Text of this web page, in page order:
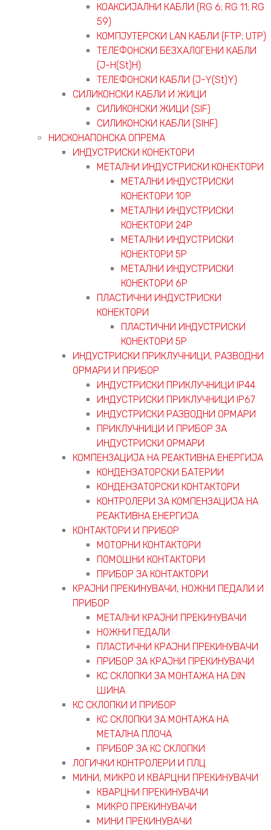
КОАКСИЈАЛНИ КАБЛИ (RG 6; RG 11; RG
59)
КОМПЈУТЕРСКИ LAN КАБЛИ (FTP; UTP)
ТЕЛЕФОНСКИ БЕЗХАЛОГЕНИ КАБЛИ
(J-H(St)H)
ТЕЛЕФОНСКИ КАБЛИ (J-Y(St)Y)
СИЛИКОНСКИ КАБЛИ И ЖИЦИ
СИЛИКОНСКИ ЖИЦИ (SIF)
СИЛИКОНСКИ КАБЛИ (SIHF)
НИСКОНАПОНСКА ОПРЕМА
ИНДУСТРИСКИ КОНЕКТОРИ
МЕТАЛНИ ИНДУСТРИСКИ КОНЕКТОРИ
МЕТАЛНИ ИНДУСТРИСКИ
КОНЕКТОРИ 10P
МЕТАЛНИ ИНДУСТРИСКИ
КОНЕКТОРИ 24P
МЕТАЛНИ ИНДУСТРИСКИ
КОНЕКТОРИ 5P
МЕТАЛНИ ИНДУСТРИСКИ
КОНЕКТОРИ 6P
ПЛАСТИЧНИ ИНДУСТРИСКИ
КОНЕКТОРИ
ПЛАСТИЧНИ ИНДУСТРИСКИ
КОНЕКТОРИ 5P
ИНДУСТРИСКИ ПРИКЛУЧНИЦИ, РАЗВОДНИ
ОРМАРИ И ПРИБОР
ИНДУСТРИСКИ ПРИКЛУЧНИЦИ IP44
ИНДУСТРИСКИ ПРИКЛУЧНИЦИ IP67
ИНДУСТРИСКИ РАЗВОДНИ ОРМАРИ
ПРИКЛУЧНИЦИ И ПРИБОР ЗА
ИНДУСТРИСКИ ОРМАРИ
КОМПЕНЗАЦИЈА НА РЕАКТИВНА ЕНЕРГИЈА
КОНДЕНЗАТОРСКИ БАТЕРИИ
КОНДЕНЗАТОРСКИ КОНТАКТОРИ
КОНТРОЛЕРИ ЗА КОМПЕНЗАЦИЈА НА
РЕАКТИВНА ЕНЕРГИЈА
КОНТАКТОРИ И ПРИБОР
МОТОРНИ КОНТАКТОРИ
ПОМОШНИ КОНТАКТОРИ
ПРИБОР ЗА КОНТАКТОРИ
КРАЈНИ ПРЕКИНУВАЧИ, НОЖНИ ПЕДАЛИ И
ПРИБОР
МЕТАЛНИ КРАЈНИ ПРЕКИНУВАЧИ
НОЖНИ ПЕДАЛИ
ПЛАСТИЧНИ КРАЈНИ ПРЕКИНУВАЧИ
ПРИБОР ЗА КРАЈНИ ПРЕКИНУВАЧИ
КС СКЛОПКИ ЗА МОНТАЖА НА DIN
ШИНА
КС СКЛОПКИ И ПРИБОР
КС СКЛОПКИ ЗА МОНТАЖА НА
МЕТАЛНА ПЛОЧА
ПРИБОР ЗА КС СКЛОПКИ
ЛОГИЧКИ КОНТРОЛЕРИ И ПЛЦ
МИНИ, МИКРО И КВАРЦНИ ПРЕКИНУВАЧИ
КВАРЦНИ ПРЕКИНУВАЧИ
МИКРО ПРЕКИНУВАЧИ
МИНИ ПРЕКИНУВАЧИ